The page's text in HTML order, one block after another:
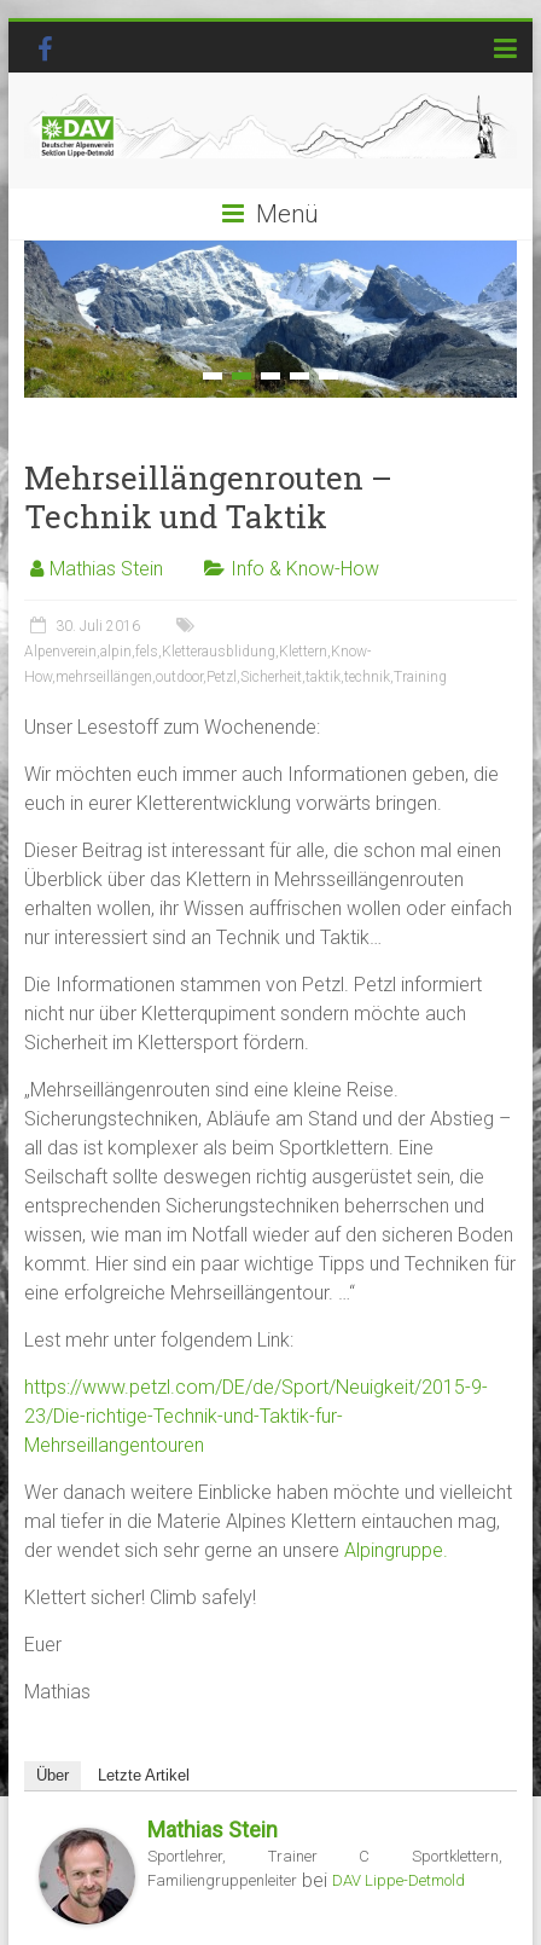
Menü
Mehrseillängenrouten –
Technik und Taktik
Mathias Stein Info & Know-How
30. Juli 2016
Alpenverein alpin fels Kletterausblidung Klettern Know-
How, mehrseillängen outdoor, Petzl Sicherheit taktik, technik, Training
Unser Lesestoff zum Wochenende:
Wir möchten euch immer auch Informationen geben, die
euch in eurer Kletterentwicklung vorwärts bringen.
Dieser Beitrag ist interessant für alle, die schon mal einen
Überblick über das Klettern in Mehrsseillängenrouten
erhalten wollen, ihr Wissen auffrischen wollen oder einfach
nur interessiert sind an Technik und Taktik…
Die Informationen stammen von Petzl. Petzl informiert
nicht nur über Kletterqupiment sondern möchte auch
Sicherheit im Klettersport fördern.
„Mehrseillängenrouten sind eine kleine Reise.
Sicherungstechniken, Abläufe am Stand und der Abstieg –
all das ist komplexer als beim Sportklettern. Eine
Seilschaft sollte deswegen richtig ausgerüstet sein, die
entsprechenden Sicherungstechniken beherrschen und
wissen, wie man im Notfall wieder auf den sicheren Boden
kommt. Hier sind ein paar wichtige Tipps und Techniken für
eine erfolgreiche Mehrseillängentour. …“
Lest mehr unter folgendem Link:
https://www.petzl.com/DE/de/Sport/Neuigkeit/2015-9-
23/Die-richtige-Technik-und-Taktik-fur-
Mehrseillangentouren
Wer danach weitere Einblicke haben möchte und vielleicht
mal tiefer in die Materie Alpines Klettern eintauchen mag,
der wendet sich sehr gerne an unsere Alpingruppe.
Klettert sicher! Climb safely!
Euer
Mathias
Über Letzte Artikel
Mathias Stein
Sportlehrer, Trainer C Sportklettern,
Familiengruppenleiterbei DAV Lippe-Detmold